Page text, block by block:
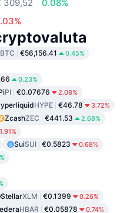
309,52
0.08%
BTC €56,156.41 0.45%
0.23%
PI €0.07676 2.08%
HYPE €46.78 3.72%
ZcashZEC €441.53 2.68%
1.91%
SuiSUI €0.5823 0.68%
StellarXLM €0.1399 0.26%
HBAR €0.05878 0.74%